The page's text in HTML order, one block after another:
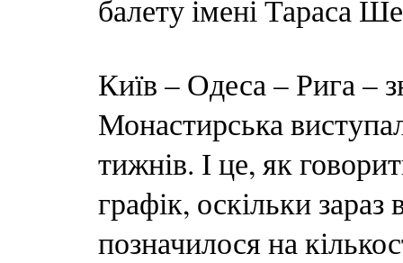
балету імені Тараса
Київ – Одеса – Рига –
Монастирська
тижнів. І це, як
графік, оскільки
позначилося на